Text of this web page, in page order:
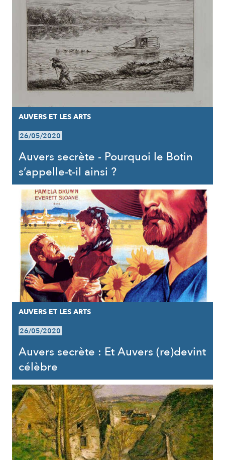
AUVERS ET LES ARTS
26/05/2020
Auvers secrète - Pourquoi le Botin
s’appelle-t-il ainsi ?
AUVERS ET LES ARTS
26/05/2020
Auvers secrète : Et Auvers (re)devint
célèbre